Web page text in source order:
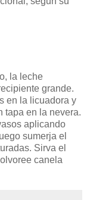
la leche
grande.
en la licuadora y
tapa en la nevera.
aplicando
sumerja el
Sirva el
canela